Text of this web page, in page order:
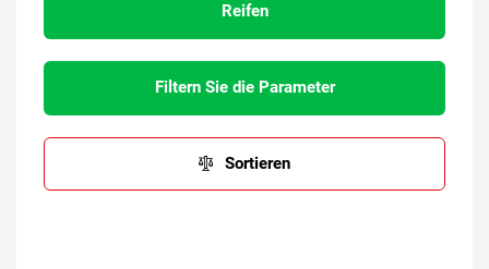
Reifen
Filtern Sie die Parameter
Sortieren